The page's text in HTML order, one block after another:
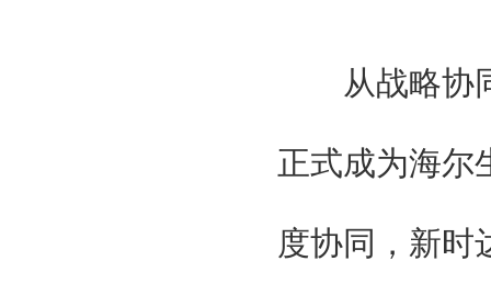
从战略协同
正式成为海尔
度协同，新时